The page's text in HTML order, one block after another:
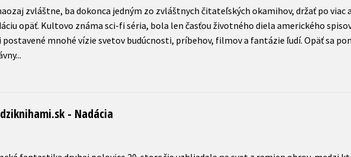
zvláštne, ba dokonca jedným zo zvláštnych čitateľských okamihov, držať po viac
opäť. Kultovo známa sci-fi séria, bola len časťou životného diela amerického
postavené mnohé vízie svetov budúcnosti, príbehov, filmov a fantázie ľudí. Opäť sa
- Nadácia